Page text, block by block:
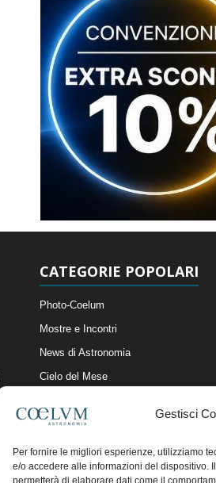
Gestisci
Per fornire le migliori esperienze, utilizziamo
e/o accedere alle informazioni del dispositivo.
permetterà di elaborare dati come il
CATEGORIE POPOLARI
Photo-Coelum
Mostre e Incontri
News di Astronomia
Cielo del Mese
Articoli e Risorse On-Line
Il Blog della Redazione